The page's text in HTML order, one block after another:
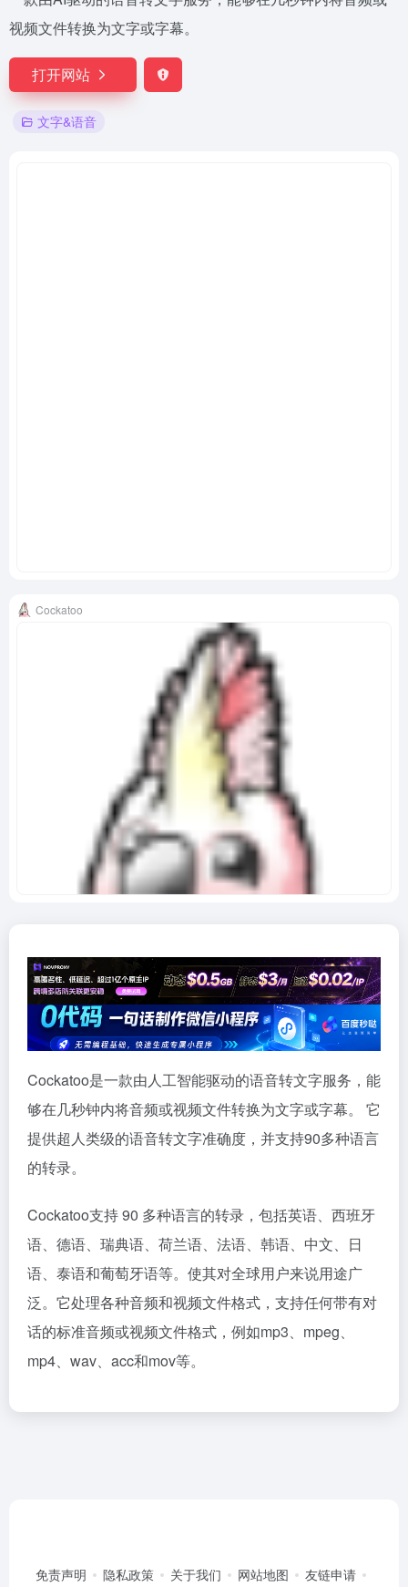
视频文件转换为文字或字幕。
打开网站
文字&语音
Cockatoo
Cockatoo是一款由人工智能驱动的语音转文字服务，能
够在几秒钟内将音频或视频文件转换为文字或字幕。 它
提供超人类级的语音转文字准确度，并支持90多种语言
的转录。
Cockatoo支持 90 多种语言的转录，包括英语、西班牙
语、德语、瑞典语、荷兰语、法语、韩语、中文、日
语、泰语和葡萄牙语等。使其对全球用户来说用途广
泛。它处理各种音频和视频文件格式，支持任何带有对
话的标准音频或视频文件格式，例如mp3、mpeg、
mp4、wav、acc和mov等。
免责声明 隐私政策 关于我们 网站地图
友链申请